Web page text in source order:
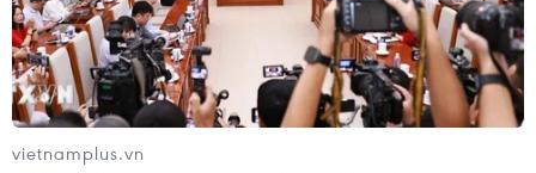
vietnamplus.vn